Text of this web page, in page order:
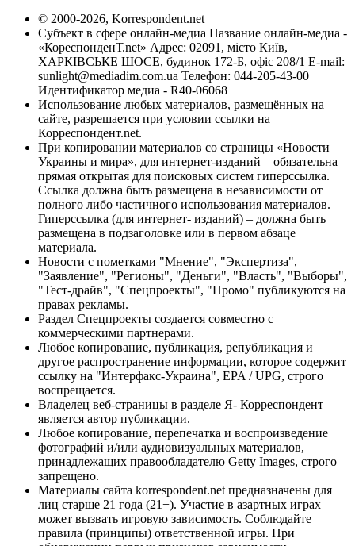
© 2000-2026, Korrespondent.net
Субъект в сфере онлайн-медиа Название онлайн-медиа -
«КореспонденТ.net» Адрес: 02091, місто Київ,
ХАРКІВСЬКЕ ШОСЕ, будинок 172-Б, офіс 208/1 E-mail:
sunlight@mediadim.com.ua Телефон: 044-205-43-00
Идентификатор медиа - R40-06068
Использование любых материалов, размещённых на
сайте, разрешается при условии ссылки на
Корреспондент.net.
При копировании материалов со страницы «Новости
Украины и мира», для интернет-изданий – обязательна
прямая открытая для поисковых систем гиперссылка.
Ссылка должна быть размещена в независимости от
полного либо частичного использования материалов.
Гиперссылка (для интернет- изданий) – должна быть
размещена в подзаголовке или в первом абзаце
материала.
Новости с пометками "Мнение", "Экспертиза",
"Заявление", "Регионы", "Деньги", "Власть", "Выборы",
"Тест-драйв", "Спецпроекты", "Промо" публикуются на
правах рекламы.
Раздел Спецпроекты создается совместно с
коммерческими партнерами.
Любое копирование, публикация, републикация и
другое распространение информации, которое содержит
ссылку на "Интерфакс-Украина", EPA / UPG, строго
воспрещается.
Владелец веб-страницы в разделе Я- Корреспондент
является автор публикации.
Любое копирование, перепечатка и воспроизведение
фотографий и/или аудиовизуальных материалов,
принадлежащих правообладателю Getty Images, строго
запрещено.
Материалы сайта korrespondent.net предназначены для
лиц старше 21 года (21+). Участие в азартных играх
может вызвать игровую зависимость. Соблюдайте
правила (принципы) ответственной игры. При